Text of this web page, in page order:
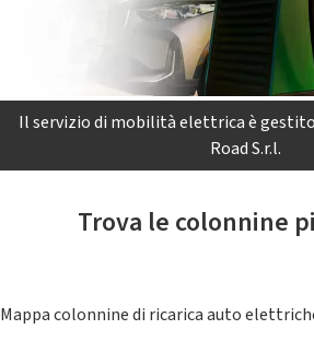
Il servizio di mobilità elettrica è
Road S.r.l.
Trova le colonnine
Mappa colonnine di ricarica auto